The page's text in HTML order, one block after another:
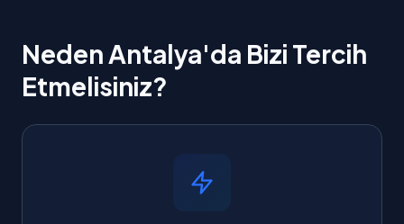
Neden Antalya'da Bizi Tercih
Etmelisiniz?